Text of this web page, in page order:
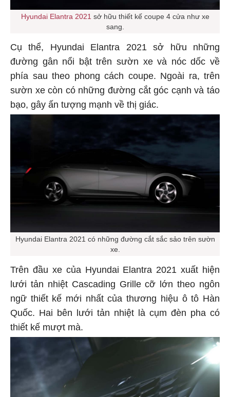
Hyundai Elantra 2021 sở hữu thiết kế coupe 4 cửa như xe
sang.
Cụ thể, Hyundai Elantra 2021 sở hữu những
đường gân nổi bật trên sườn xe và nóc dốc về
phía sau theo phong cách coupe. Ngoài ra, trên
sườn xe còn có những đường cắt góc cạnh và táo
bạo, gây ấn tượng mạnh về thị giác.
Hyundai Elantra 2021 có những đường cắt sắc sảo trên sườn
xe.
Trên đầu xe của Hyundai Elantra 2021 xuất hiện
lưới tản nhiệt Cascading Grille cỡ lớn theo ngôn
ngữ thiết kế mới nhất của thương hiệu ô tô Hàn
Quốc. Hai bên lưới tản nhiệt là cụm đèn pha có
thiết kế mượt mà.